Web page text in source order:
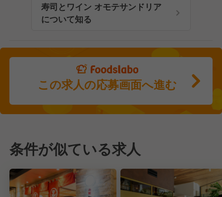
寿司とワイン オモテサンドリア
について知る
この求人の応募画面へ進む
条件が似ている求人